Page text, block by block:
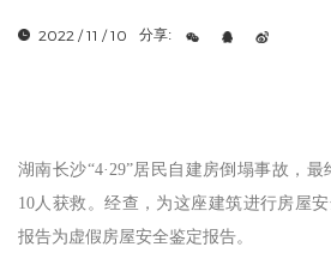
2022 / 11 / 10 分享:
湖南长沙“4·29”居民自建房倒塌事故，
10人获救。经查，为这座建筑进行房屋
报告为虚假房屋安全鉴定报告。